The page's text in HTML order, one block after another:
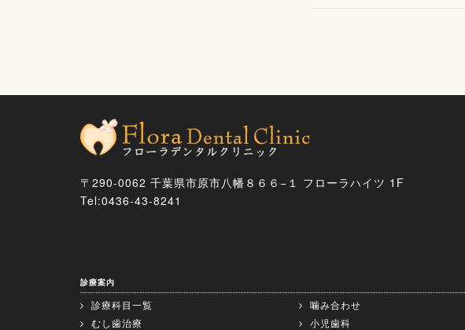
〒290-0062 千葉県市原市八幡８６６−１ フローラハイツ 1F
Tel:0436-43-8241
診療案内
診療科目一覧
噛み合わせ
むし歯治療
小児歯科